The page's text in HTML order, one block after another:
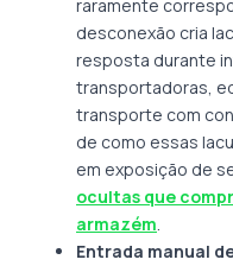
raramente
desconexão cria
resposta durante
transportadoras,
transporte com
de como essas
em exposição de
ocultas que
armazém.
Entrada manual